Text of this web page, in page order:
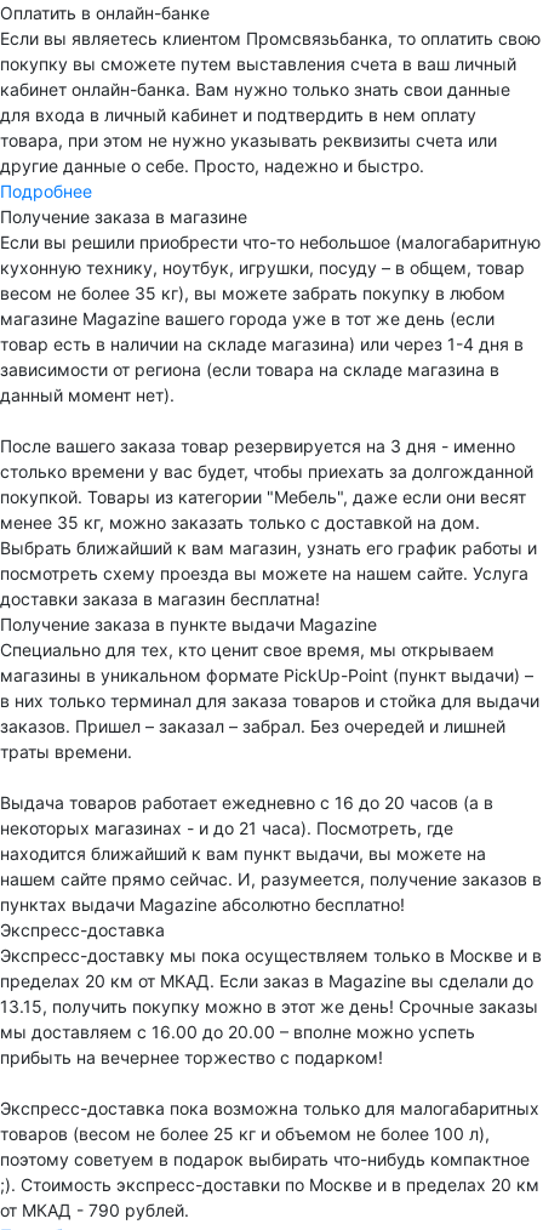
Оплатить в онлайн-банке
Если вы являетесь клиентом Промсвязьбанка, то оплатить свою
покупку вы сможете путем выставления счета в ваш личный
кабинет онлайн-банка. Вам нужно только знать свои данные
для входа в личный кабинет и подтвердить в нем оплату
товара, при этом не нужно указывать реквизиты счета или
другие данные о себе. Просто, надежно и быстро.
Подробнее
Получение заказа в магазине
Если вы решили приобрести что-то небольшое (малогабаритную
кухонную технику, ноутбук, игрушки, посуду – в общем, товар
весом не более 35 кг), вы можете забрать покупку в любом
магазине Magazine вашего города уже в тот же день (если
товар есть в наличии на складе магазина) или через 1-4 дня в
зависимости от региона (если товара на складе магазина в
данный момент нет).
После вашего заказа товар резервируется на 3 дня - именно
столько времени у вас будет, чтобы приехать за долгожданной
покупкой. Товары из категории "Мебель", даже если они весят
менее 35 кг, можно заказать только с доставкой на дом.
Выбрать ближайший к вам магазин, узнать его график работы и
посмотреть схему проезда вы можете на нашем сайте. Услуга
доставки заказа в магазин бесплатна!
Получение заказа в пункте выдачи Magazine
Специально для тех, кто ценит свое время, мы открываем
магазины в уникальном формате PickUp-Point (пункт выдачи) –
в них только терминал для заказа товаров и стойка для выдачи
заказов. Пришел – заказал – забрал. Без очередей и лишней
траты времени.
Выдача товаров работает ежедневно с 16 до 20 часов (а в
некоторых магазинах - и до 21 часа). Посмотреть, где
находится ближайший к вам пункт выдачи, вы можете на
нашем сайте прямо сейчас. И, разумеется, получение заказов в
пунктах выдачи Magazine абсолютно бесплатно!
Экспресс-доставка
Экспресс-доставку мы пока осуществляем только в Москве и в
пределах 20 км от МКАД. Если заказ в Magazine вы сделали до
13.15, получить покупку можно в этот же день! Срочные заказы
мы доставляем с 16.00 до 20.00 – вполне можно успеть
прибыть на вечернее торжество с подарком!
Экспресс-доставка пока возможна только для малогабаритных
товаров (весом не более 25 кг и объемом не более 100 л),
поэтому советуем в подарок выбирать что-нибудь компактное
;). Стоимость экспресс-доставки по Москве и в пределах 20 км
от МКАД - 790 рублей.